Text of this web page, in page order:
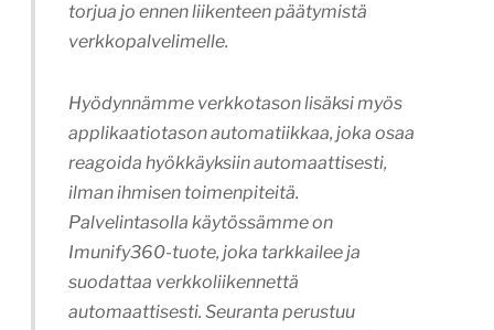
torjua jo ennen liikenteen päätymistä
verkkopalvelimelle.
Hyödynnämme verkkotason lisäksi myös
applikaatiotason automatiikkaa, joka osaa
reagoida hyökkäyksiin automaattisesti,
ilman ihmisen toimenpiteitä.
Palvelintasolla käytössämme on
Imunify360-tuote, joka tarkkailee ja
suodattaa verkkoliikennettä
automaattisesti. Seuranta perustuu